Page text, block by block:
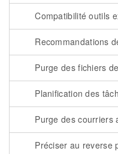
Compatibilité outils
Recommandations
Purge des fichiers
Planification des
Purge des courriers
Préciser au reverse